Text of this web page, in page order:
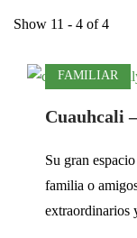
Show 11 - 4 of 4
Cuauhcali
FAMILIAR
Su gran
familia o
extraordinarios